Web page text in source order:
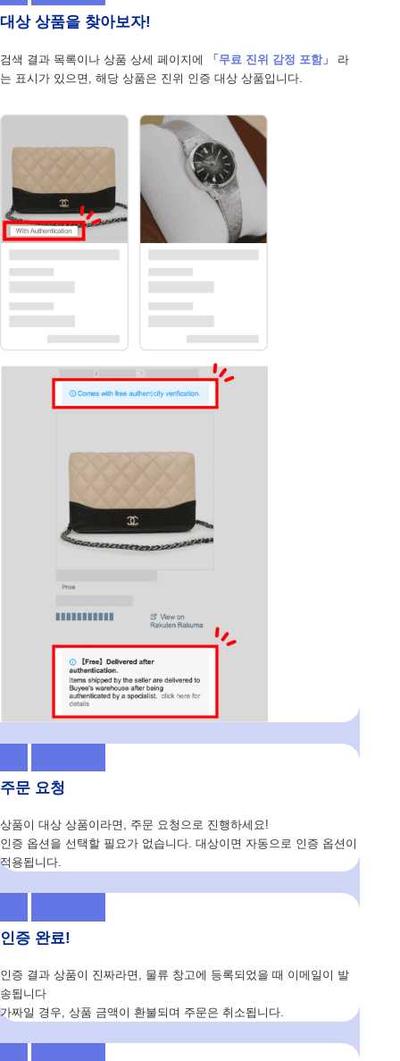
대상 상품을 찾아보자!
검색 결과 목록이나 상품 상세 페이지에 「무료 진위 감정 포함」
라
는 표시가 있으면, 해당 상품은 진위 인증 대상 상품입니다.
주문 요청
상품이 대상 상품이라면, 주문 요청으로 진행하세요!
인증 옵션을 선택할 필요가 없습니다. 대상이면 자동으로 인증 옵션이
적용됩니다.
인증 완료!
인증 결과 상품이 진짜라면, 물류 창고에 등록되었을 때 이메일이 발
송됩니다
가짜일 경우, 상품 금액이 환불되며 주문은 취소됩니다.